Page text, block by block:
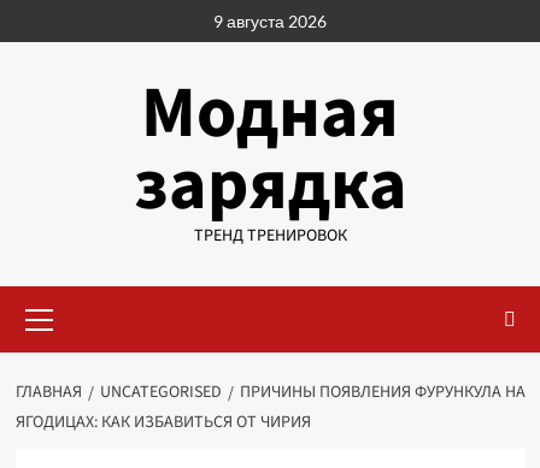
к
9 августа 2026
Модная
зарядка
ТРЕНД ТРЕНИРОВОК
меню
ГЛАВНАЯ UNCATEGORISED
ПРИЧИНЫ ПОЯВЛЕНИЯ ФУРУНКУЛА НА
ЯГОДИЦАХ: КАК ИЗБАВИТЬСЯ ОТ ЧИРИЯ